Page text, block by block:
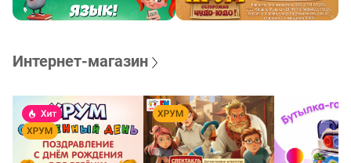
Интернет-магазин